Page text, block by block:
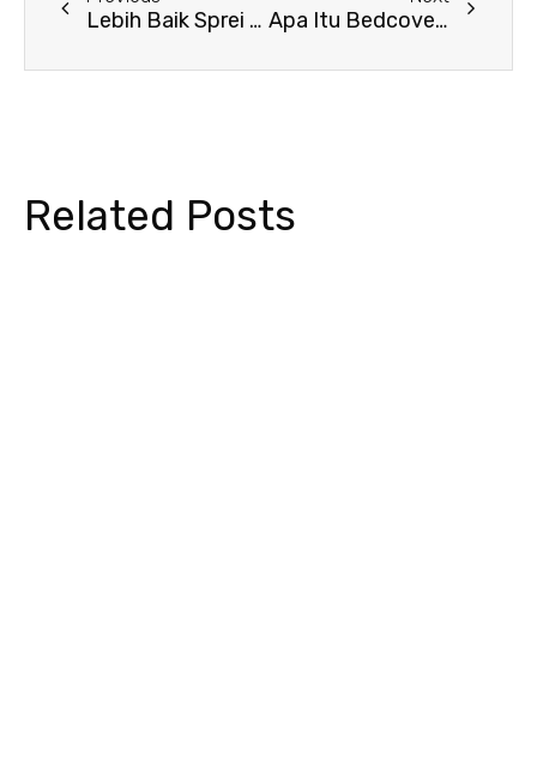
Lebih Baik Sprei Tencel 60s atau 80s? Ini Perbandingannya Apa Itu Bedcover dan Kenapa Anda Harus Memilikinya?
Related Posts